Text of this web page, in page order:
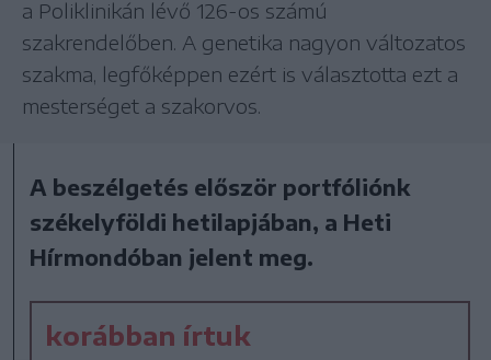
a Poliklinikán lévő 126-os számú
szakrendelőben. A genetika nagyon változatos
szakma, legfőképpen ezért is választotta ezt a
mesterséget a szakorvos.
A beszélgetés először portfóliónk
székelyföldi hetilapjában, a Heti
Hírmondóban jelent meg.
korábban írtuk